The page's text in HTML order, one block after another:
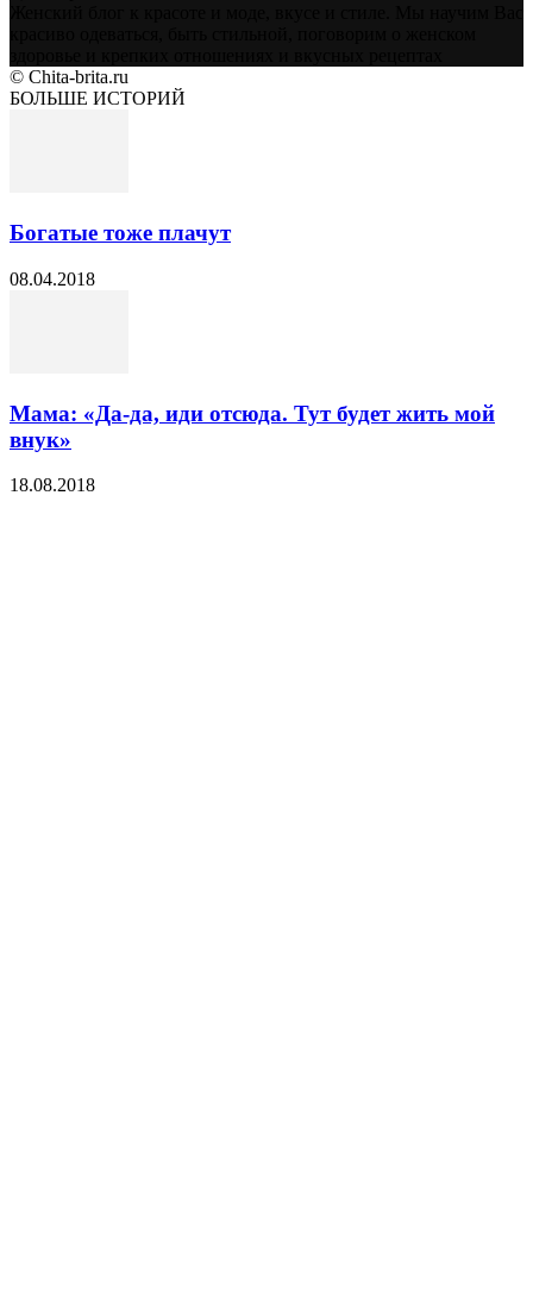
© Chita-brita.ru
БОЛЬШЕ ИСТОРИЙ
Богатые тоже плачут
08.04.2018
Мама: «Да-да, иди отсюда. Тут будет жить мой
внук»
18.08.2018